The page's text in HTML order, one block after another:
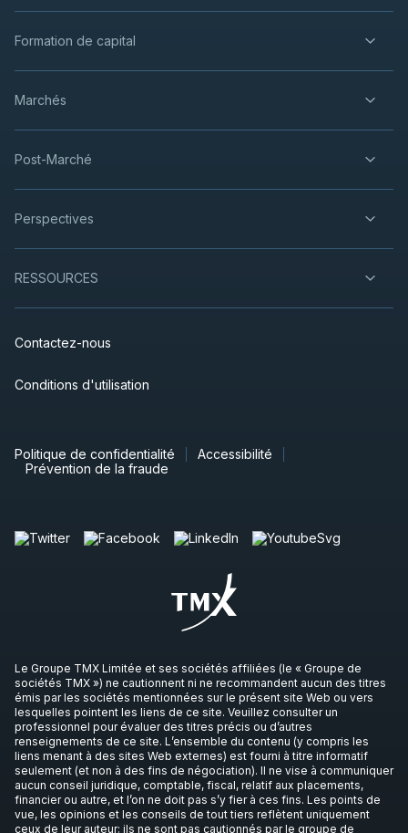
Formation de capital
Marchés
Post-Marché
Perspectives
RESSOURCES
Contactez-nous
Conditions d'utilisation
Politique de confidentialité
Accessibilité
Prévention de la fraude
Le Groupe TMX Limitée et ses sociétés affiliées (le « Groupe de
sociétés TMX ») ne cautionnent ni ne recommandent aucun des titres
émis par les sociétés mentionnées sur le présent site Web ou vers
lesquelles pointent les liens de ce site. Veuillez consulter un
professionnel pour évaluer des titres précis ou d’autres
renseignements de ce site. L’ensemble du contenu (y compris les
liens menant à des sites Web externes) est fourni à titre informatif
seulement (et non à des fins de négociation). Il ne vise à communiquer
aucun conseil juridique, comptable, fiscal, relatif aux placements,
financier ou autre, et l’on ne doit pas s’y fier à ces fins. Les points de
vue, les opinions et les conseils de tout tiers reflètent uniquement
ceux de leur auteur; ils ne sont pas cautionnés par le groupe de